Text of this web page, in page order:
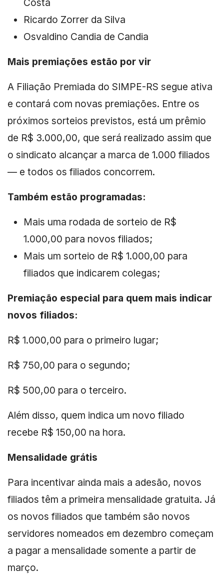
Ricardo Zorrer da Silva
Osvaldino Candia de Candia
Mais premiações estão por vir
A Filiação Premiada do SIMPE-RS segue ativa
e contará com novas premiações. Entre os
próximos sorteios previstos, está um prêmio
de R$ 3.000,00, que será realizado assim que
o sindicato alcançar a marca de 1.000 filiados
— e todos os filiados concorrem.
Também estão programadas:
Mais uma rodada de sorteio de R$
1.000,00 para novos filiados;
Mais um sorteio de R$ 1.000,00 para
filiados que indicarem colegas;
Premiação especial para quem mais indicar
novos filiados:
R$ 1.000,00 para o primeiro lugar;
R$ 750,00 para o segundo;
R$ 500,00 para o terceiro.
Além disso, quem indica um novo filiado
recebe R$ 150,00 na hora.
Mensalidade grátis
Para incentivar ainda mais a adesão, novos
filiados têm a primeira mensalidade gratuita. Já
os novos filiados que também são novos
servidores nomeados em dezembro começam
a pagar a mensalidade somente a partir de
março.